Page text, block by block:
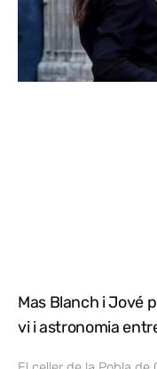
Mas Blanch i Jové
vi i astronomia